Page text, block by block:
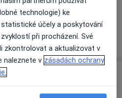
žádné informace o
službách.
technologie) ke
účely a poskytování
při procházení. Své
zkontrolovat a aktualizovat v
naleznete v zásadách ochrany